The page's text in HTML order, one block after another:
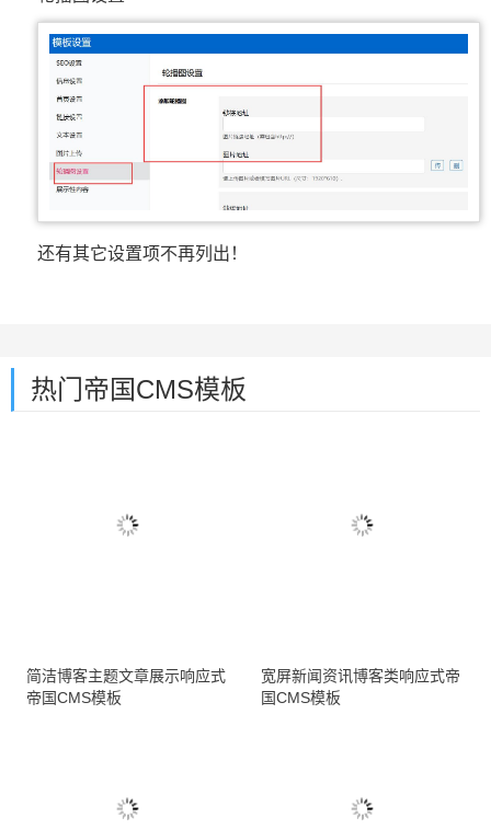
还有其它设置项不再列出！
热门帝国CMS模板
简洁博客主题文章展示响应式
帝国CMS模板
宽屏新闻资讯博客类响应式帝
国CMS模板